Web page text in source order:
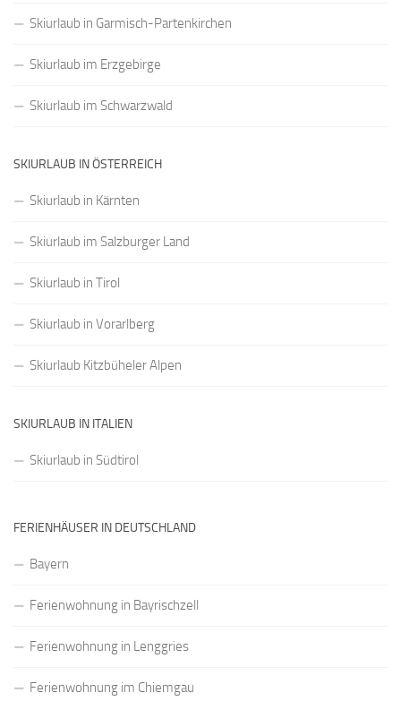
Skiurlaub in Garmisch-Partenkirchen
Skiurlaub im Erzgebirge
Skiurlaub im Schwarzwald
SKIURLAUB IN ÖSTERREICH
Skiurlaub in Kärnten
Skiurlaub im Salzburger Land
Skiurlaub in Tirol
Skiurlaub in Vorarlberg
Skiurlaub Kitzbüheler Alpen
SKIURLAUB IN ITALIEN
Skiurlaub in Südtirol
FERIENHÄUSER IN DEUTSCHLAND
Bayern
Ferienwohnung in Bayrischzell
Ferienwohnung in Lenggries
Ferienwohnung im Chiemgau